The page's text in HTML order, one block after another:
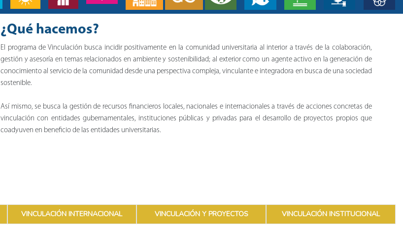
¿Qué hacemos?
El programa de Vinculación busca incidir positivamente en la comunidad universitaria al interior a través de la colaboración,
gestión y asesoría en temas relacionados en ambiente y sostenibilidad; al exterior como un agente activo en la generación de
conocimiento al servicio de la comunidad desde una perspectiva compleja, vinculante e integradora en busca de una sociedad
sostenible.
Así mismo, se busca la gestión de recursos financieros locales, nacionales e internacionales a través de acciones concretas de
vinculación con entidades gubernamentales, instituciones públicas y privadas para el desarrollo de proyectos propios que
coadyuven en beneficio de las entidades universitarias.
VINCULACIÓN INTERNACIONAL VINCULACIÓN Y PROYECTOS VINCULACIÓN INSTITUCIONAL